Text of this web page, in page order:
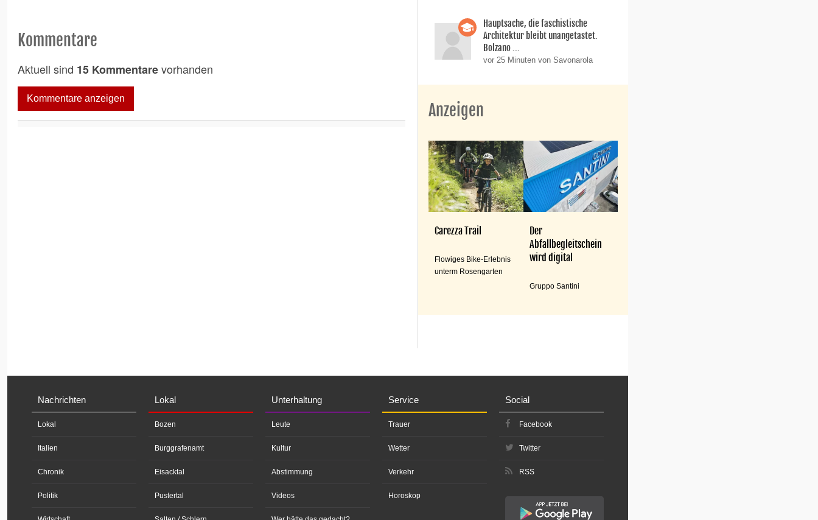
Kommentare
Aktuell sind 15 Kommentarevorhanden
Kommentare anzeigen
Hauptsache, die faschistische
Architektur bleibt unangetastet.
Bolzano ...
vor 25 Minuten von Savonarola
Anzeigen
Carezza Trail
Flowiges Bike-Erlebnis
unterm Rosengarten
Der
Abfallbegleitschein
wird digital
Gruppo Santini
Nachrichten
Lokal
Italien
Chronik
Politik
Lokal
Bozen
Burggrafenamt
Eisacktal
Pustertal
Unterhaltung
Leute
Kultur
Abstimmung
Videos
Service
Trauer
Wetter
Verkehr
Horoskop
Social
Facebook
Twitter
RSS